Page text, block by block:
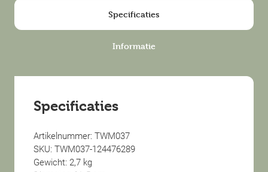
Specificaties
Informatie
Specificaties
Artikelnummer: TWM037
SKU: TWM037-124476289
Gewicht: 2,7 kg